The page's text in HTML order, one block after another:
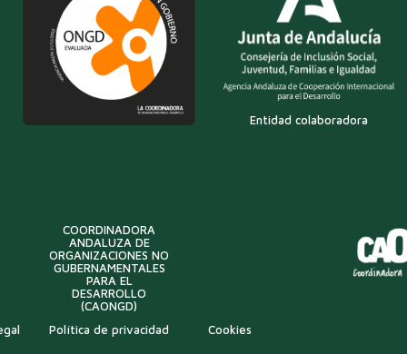
Entidad colaboradora
COORDINADORA
ANDALUZA DE
ORGANIZACIONES NO
GUBERNAMENTALES
PARA EL
DESARROLLO
(CAONGD)
Política de privacidad Cookies